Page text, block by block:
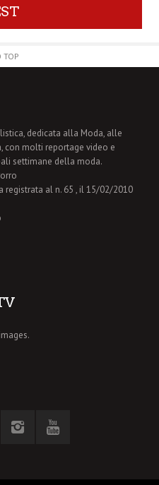
TOP
dedicata alla Moda, alle
con molti reportage video e
settimane della moda.
registrata al n. 65 , il 15/02/2010